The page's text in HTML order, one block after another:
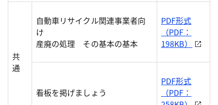
共
通
自動車リサイクル関連事業者向
け
産廃の処理 その基本の基本
PDF形式
（PDF：
198KB）
看板を掲げましょう
PDF形式
（PDF：